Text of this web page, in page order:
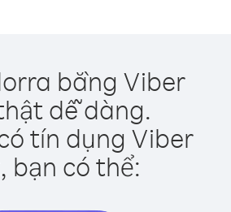
bằng Viber
dễ dàng.
tín dụng Viber
bạn có thể: